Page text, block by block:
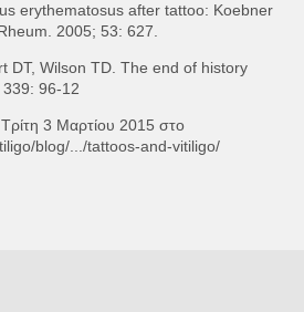
erythematosus after tattoo: Koebner
2005; 53: 627.
DT, Wilson TD. The end of history
96-12
3 Μαρτίου 2015 στο
blog/.../tattoos-and-vitiligo/